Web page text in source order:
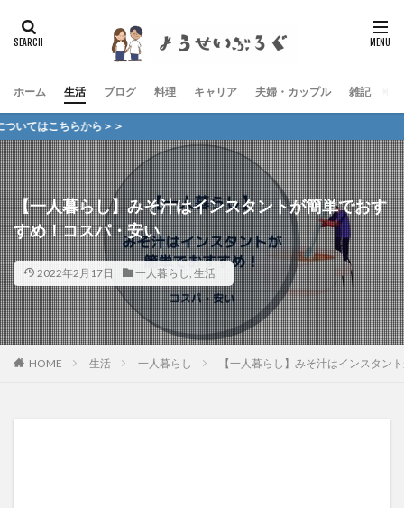
ホーム 生活 ブログ 料理 キャリア 夫婦・カップル 雑記
から＞＞
【一人暮らし】みそ汁はインスタントが簡単でおす
すめ！コスパ・安い
2022年2月17日 一人暮らし, 生活
HOME 生活 一人暮らし 【一人暮らし】みそ汁はインスタン